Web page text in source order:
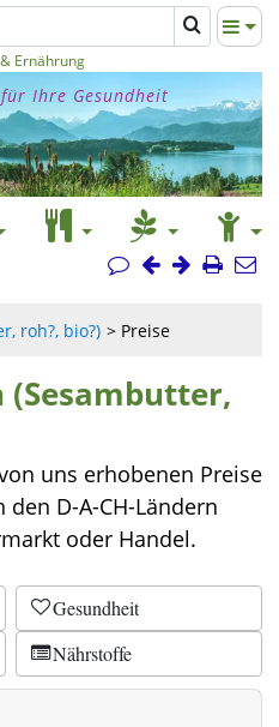
Ernährung
Ihre Gesundheit
roh?, bio?) Preise
(Sesambutter,
uns erhobenen Preise
D-A-CH-Ländern
oder Handel.
Gesundheit
Nährstoffe